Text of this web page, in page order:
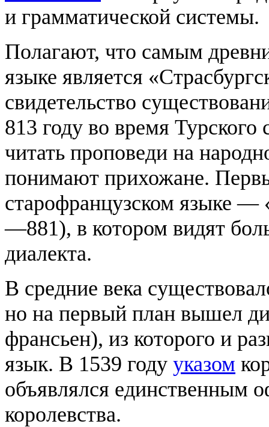
и грамматической системы.
Полагают, что самым
языке является
свидетельство
813 году во время Турского
читать проповеди на
понимают прихожане.
старофранцузском языке —
—881), в котором видят
диалекта.
В средние века
но на первый план вышел
франсьен), из которого и
язык. В 1539 году указом
объявлялся единственным
королевства.